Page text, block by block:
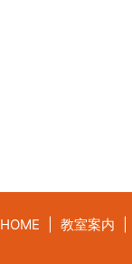
HOME 教室案内